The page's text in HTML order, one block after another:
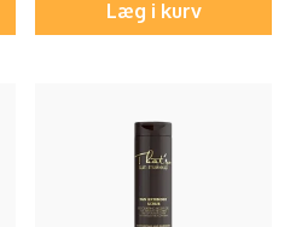
Læg i kurv